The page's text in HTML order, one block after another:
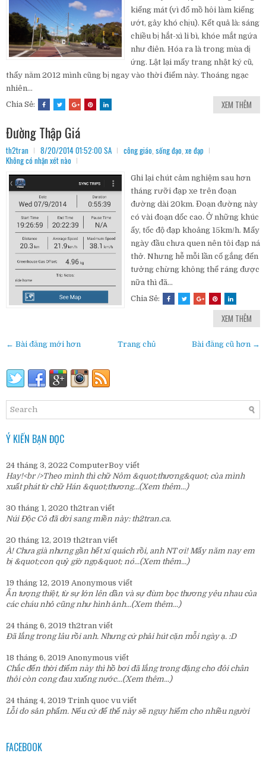
kiếng mát (vì đổ mồ hôi làm kiếng
ướt, gây khó chịu). Kết quả là: sáng
chiều bị hắt-xì li bì, khóe mắt ngứa
như điên. Hóa ra là trong mùa dị
ứng. Lật lại mấy trang nhật ký cũ,
thấy năm 2012 mình cũng bị ngay vào thời điểm này. Thoáng ngạc
nhiên...
Chia Sẻ:
XEM THÊM
Đường Thập Giá
th2tran 8/20/2014 01:52:00 SA công giáo sống đạo xe đạp
Không có nhận xét nào
Ghi lại chút cảm nghiệm sau hơn
tháng rưỡi đạp xe trên đoạn
đường dài 20km. Đoạn đường này
có vài đoạn dốc cao. Ở những khúc
ấy, tốc độ đạp khoảng 15km/h. Mấy
ngày đầu chưa quen nên tôi đạp ná
thở. Nhưng hễ mỗi lần cố gắng đến
tưởng chừng không thể ráng được
nữa thì đã...
Chia Sẻ:
XEM THÊM
← Bài đăng mới hơn Bài đăng cũ hơn →
Trang chủ
Ý KIẾN BẠN ĐỌC
24 tháng 3, 2022 ComputerBoy viết
Hay!<br />Theo mình thì chữ Nôm &quot;thương&quot; của mình
xuất phát từ chữ Hán &quot;thương...(Xem thêm...)
30 tháng 1, 2020 th2tran viết
Núi Độc Cô đã dời sang miền này: th2tran.ca.
20 tháng 12, 2019 th2tran viết
À! Chưa già nhưng gần hết xí quách rồi, anh NT ơi! Mấy năm nay em
bị &quot;con quỷ giờ ngọ&quot; nó...(Xem thêm...)
19 tháng 12, 2019 Anonymous viết
Ấn tượng thiệt, từ sự lớn lên dần và sự đùm bọc thương yêu nhau của
các cháu nhỏ cũng như hình ảnh...(Xem thêm...)
24 tháng 6, 2019 th2tran viết
Đã lắng trong lâu rồi anh. Nhưng cứ phải hút cặn mỗi ngày ạ. :D
18 tháng 6, 2019 Anonymous viết
Chắc đến thời điểm này thì hồ bơi đã lắng trong đặng cho đôi chân
thôi còn cong đau xuống nước...(Xem thêm...)
24 tháng 4, 2019 Trinh quoc vu viết
Lỗi do sản phẩm. Nếu cứ để thế này sẽ nguy hiểm cho nhiều người
FACEBOOK